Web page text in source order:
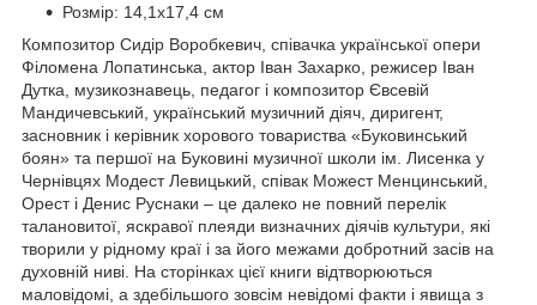
Розмір: 14,1х17,4 см
Композитор Сидір Воробкевич, співачка української опери
Філомена Лопатинська, актор Іван Захарко, режисер Іван
Дутка, музикознавець, педагог і композитор Євсевій
Мандичевський, український музичний діяч, диригент,
засновник і керівник хорового товариства «Буковинський
боян» та першої на Буковині музичної школи ім. Лисенка у
Чернівцях Модест Левицький, співак Можест Менцинський,
Орест і Денис Руснаки – це далеко не повний перелік
талановитої, яскравої плеяди визначних діячів культури, які
творили у рідному краї і за його межами добротний засів на
духовній ниві. На сторінках цієї книги відтворюються
маловідомі, а здебільшого зовсім невідомі факти і явища з